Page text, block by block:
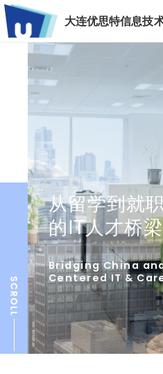
大连优思特信息技
从留学到就
的IT人才桥梁
Bridging China
Centered IT &